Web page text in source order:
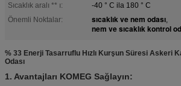
Sıcaklık aralı ** ı:
-40 ° C ila 180 ° C
Önemli Noktalar:
sıcaklık ve nem odası,
nem ve sıcaklık kontrol
% 33 Enerji Tasarruflu Hızlı Kurşun Süresi Askeri
Odası
1. Avantajları KOMEG Sağlayın: